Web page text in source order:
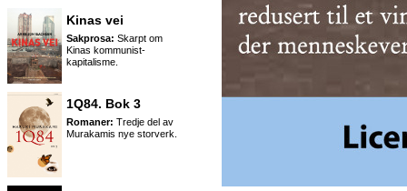
Kinas vei
Sakprosa: Skarpt om
Kinas kommunist-
kapitalisme.
1Q84. Bok 3
Romaner: Tredje del av
Murakamis nye storverk.